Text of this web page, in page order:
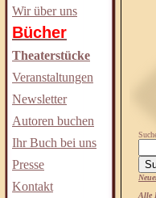
Wir über uns
Bücher
Theaterstücke
Veranstaltungen
Newsletter
Autoren buchen
Ihr Buch bei uns
Presse
Kontakt
Alle